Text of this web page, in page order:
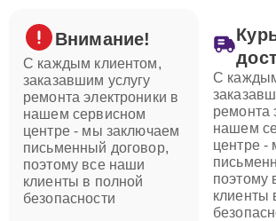
Внимание!
С каждым клиентом,
заказавшим услугу
ремонта электроники в
нашем сервисном
центре - мы заключаем
письменный договор,
поэтому все наши
клиенты в полной
безопасности
С
ремонта
нашем
центре -
поэтому
клиенты